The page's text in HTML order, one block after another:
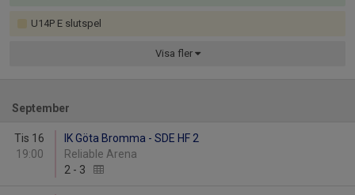
U14P E slutspel
Visa fler
September
Tis 16
19:00
IK Göta Bromma - SDE HF 2
Reliable Arena
2 - 3